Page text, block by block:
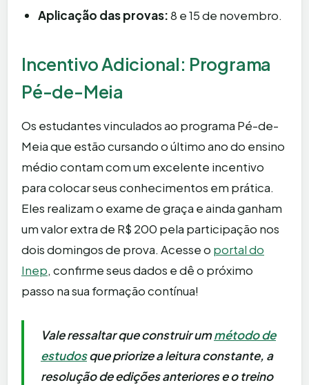
Aplicação das provas:8 e 15 de novembro.
Incentivo Adicional: Programa
Pé-de-Meia
Os estudantes vinculados ao programa Pé-de-
Meia que estão cursando o último ano do ensino
médio contam com um excelente incentivo
para colocar seus conhecimentos em prática.
Eles realizam o exame de graça e ainda ganham
um valor extra de R$ 200 pela participação nos
dois domingos de prova. Acesse o portal do
Inep, confirme seus dados e dê o próximo
passo na sua formação contínua!
Vale ressaltar que construir ummétodo de
estudosque priorize a leitura constante, a
resolução de edições anteriores e o treino